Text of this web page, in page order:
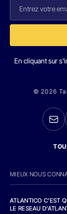
En cliquant sur
© 2026
MIEUX NOUS
ATLANTICO C'EST
LE RESEAU